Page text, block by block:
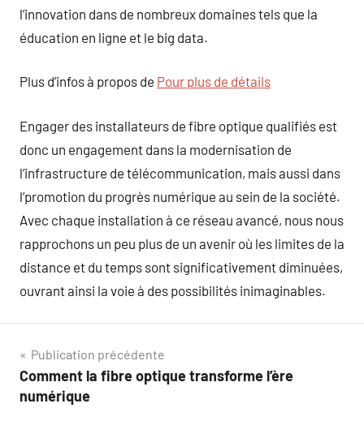
l’innovation dans de nombreux domaines tels que la
éducation en ligne et le big data.
Plus d’infos à propos de Pour plus de détails
Engager des installateurs de fibre optique qualifiés est
donc un engagement dans la modernisation de
l’infrastructure de télécommunication, mais aussi dans
l’promotion du progrès numérique au sein de la société.
Avec chaque installation à ce réseau avancé, nous nous
rapprochons un peu plus de un avenir où les limites de la
distance et du temps sont significativement diminuées,
ouvrant ainsi la voie à des possibilités inimaginables.
Navigation
de
Publication précédente
Comment la fibre optique transforme l’ère
numérique